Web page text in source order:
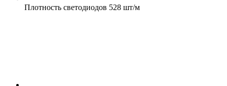
Плотность светодиодов 528 шт/м